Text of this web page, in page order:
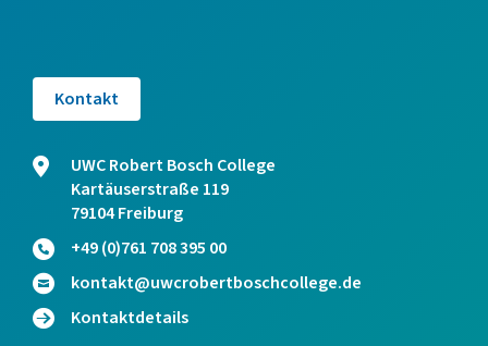
Kontakt
UWC Robert Bosch College
Kartäuserstraße 119
79104 Freiburg
+49 (0)761 708 395 00
kontakt@uwcrobertboschcollege.de
Kontaktdetails